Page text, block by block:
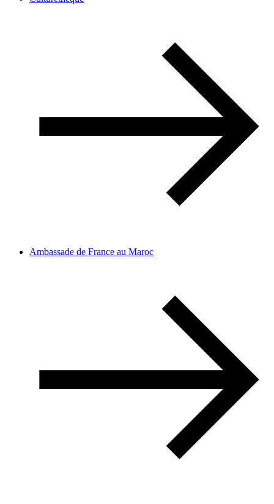
Ambassade de France au Maroc